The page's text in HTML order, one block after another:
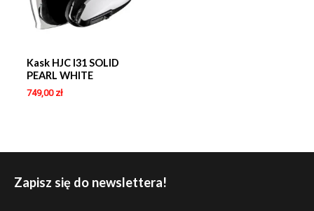
Kask HJC I31 SOLID
PEARL WHITE
749,00 zł
Zapisz się do newslettera!